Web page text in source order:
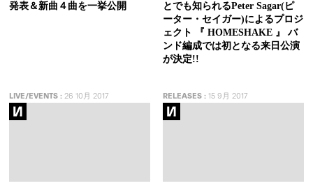
発表＆新曲４曲を一挙公開
とでも知られるPeter Sagar(ピ
ーター・セイガー)によるプロジ
ェクト 『 HOMESHAKE 』 バ
ンド編成では初となる来日公演
が決定!!
LIVE/EVENTS : 26 10月 2017 RELEASES:15 9月 2017